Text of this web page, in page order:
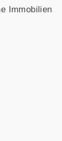
Immobilien